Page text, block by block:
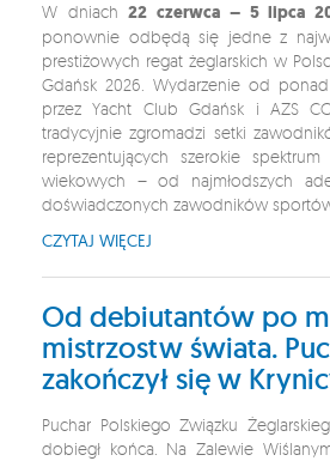
W dniach22 czerwca – 5 lipca
ponownie odbędą się jedne z
prestiżowych regat żeglarskich w
Gdańsk 2026. Wydarzenie od
przez Yacht Club Gdańsk i AZS
tradycyjnie zgromadzi setki
reprezentujących szerokie
wiekowych – od najmłodszych
doświadczonych zawodników
CZYTAJ WIĘCEJ
Od debiutantów po
mistrzostw świata.
zakończył się w
Puchar Polskiego Związku
dobiegł końca. Na Zalewie